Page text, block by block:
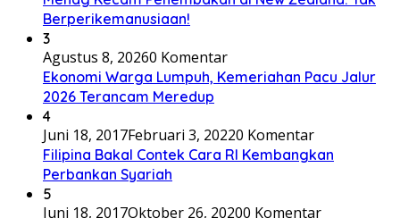
Berperikemanusiaan!
3
Agustus 8, 20260 Komentar
Ekonomi Warga Lumpuh, Kemeriahan Pacu Jalur
2026 Terancam Meredup
4
Juni 18, 2017Februari 3, 20220 Komentar
Filipina Bakal Contek Cara RI Kembangkan
Perbankan Syariah
5
Juni 18, 2017Oktober 26, 20200 Komentar